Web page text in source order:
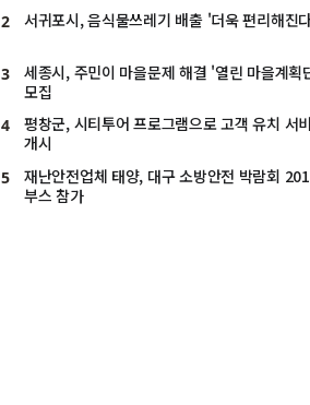
2 서귀포시, 음식물쓰레기 배출 '더욱 편리해진
3
세종시, 주민이 마을문제 해결 '열린 마을계획
모집
4
평창군, 시티투어 프로그램으로 고객 유치 서
개시
5
재난안전업체 태양, 대구 소방안전 박람회
부스 참가